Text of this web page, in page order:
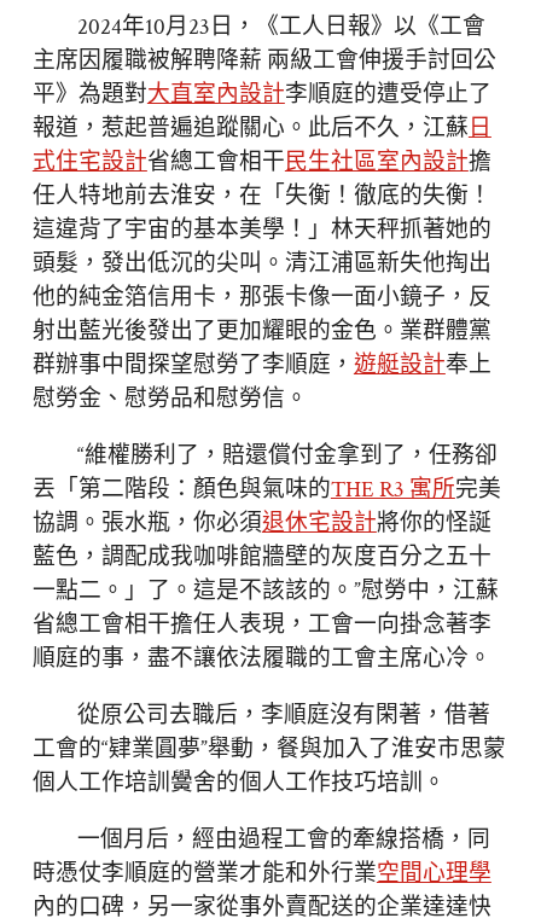
2024年10月23日，《工人日報》以《工會
主席因履職被解聘降薪 兩級工會伸援手討回公
平》為題對大直室內設計李順庭的遭受停止了
報道，惹起普遍追蹤關心。此后不久，江蘇日
式住宅設計省總工會相干民生社區室內設計擔
任人特地前去淮安，在「失衡！徹底的失衡！
這違背了宇宙的基本美學！」林天秤抓著她的
頭髮，發出低沉的尖叫。清江浦區新失他掏出
他的純金箔信用卡，那張卡像一面小鏡子，反
射出藍光後發出了更加耀眼的金色。業群體黨
群辦事中間探望慰勞了李順庭，遊艇設計奉上
慰勞金、慰勞品和慰勞信。
“維權勝利了，賠還償付金拿到了，任務卻
丟「第二階段：顏色與氣味的THE R3 寓所完美
協調。張水瓶，你必須退休宅設計將你的怪誕
藍色，調配成我咖啡館牆壁的灰度百分之五十
一點二。」了。這是不該該的。”慰勞中，江蘇
省總工會相干擔任人表現，工會一向掛念著李
順庭的事，盡不讓依法履職的工會主席心冷。
從原公司去職后，李順庭沒有閑著，借著
工會的“肄業圓夢”舉動，餐與加入了淮安市思蒙
個人工作培訓黌舍的個人工作技巧培訓。
一個月后，經由過程工會的牽線搭橋，同
時憑仗李順庭的營業才能和外行業空間心理學
內的口碑，另一家從事外賣配送的企業達達快